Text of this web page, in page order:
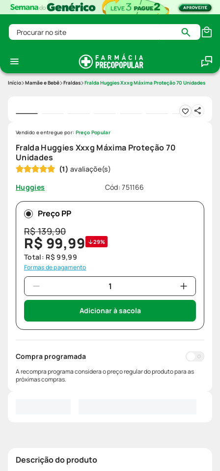
Procurar no site
Mamãe e Bebê Fraldas Fralda Huggies Xxxg Máxima Proteção 70 Unidades
Fralda Huggies Xxxg Máxima Proteção 70
Unidades
(1)
Huggies
Cód:751166
Vendido e entregue por: Preço Popular
Preço PP
R$139,90
R$ 99,99 29%
Total: R$ 99,99
Formas de pagamento
Adicionar à sacola
Compra programada
A recompra programa considera o preço regular do produto para as
próximas compras.
Descrição do produto